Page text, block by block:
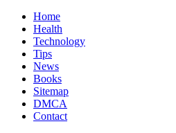
Home
Health
Technology
Tips
News
Books
Sitemap
DMCA
Contact